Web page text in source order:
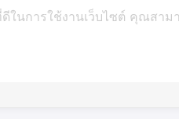
ในการใช้งานเว็บไซต์ คุณสา